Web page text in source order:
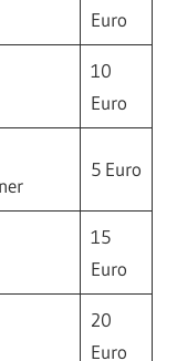
Euro
10
Euro
5 Euro
15
Euro
20
Euro